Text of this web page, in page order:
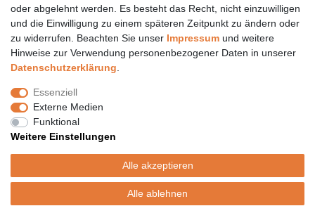
Meine Einwilligung kann ich jederzeit widerrufen.**
Abonnieren
Versand
Versandinformation
Versandkosten nur 4,90€
- kostenfrei ab 39€ Warenwert
oder abgelehnt werden. Es besteht das Recht, nicht einzuwilligen
und die Einwilligung zu einem späteren Zeitpunkt zu ändern oder
zu widerrufen. Beachten Sie unser Impressum und weitere
Hinweise zur Verwendung personenbezogener Daten in unserer
Daten­schutz­erklärung
Essenziell
Externe Medien
Funktional
Weitere Einstellungen
Alle akzeptieren
Alle ablehnen
© Copyright 2020 Topcoil Jennifer Haas. Alle Rechte vorbehalten.